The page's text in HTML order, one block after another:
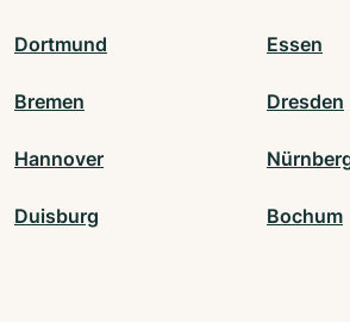
Dortmund Essen
Bremen Dresden
Hannover
Duisburg Bochum